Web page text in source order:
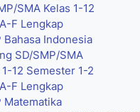
SMA Kelas 1-12
F Lengkap
Bahasa Indonesia
SD/SMP/SMA
1-12 Semester 1-2
F Lengkap
Matematika